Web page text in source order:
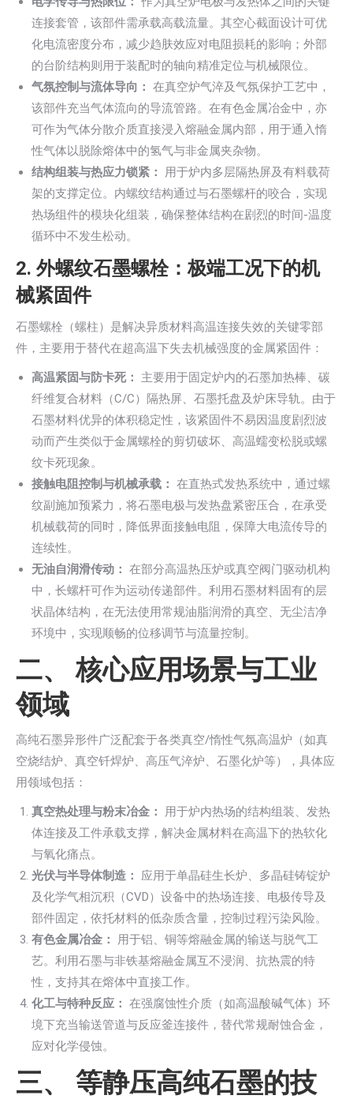
连接套管，该部件需承载高载流量。其空心截面设计可优
化电流密度分布，减少趋肤效应对电阻损耗的影响；外部
的台阶结构则用于装配时的轴向精准定位与机械限位。
气氛控制与流体导向： 在真空炉气淬及气氛保护工艺中，
该部件充当气体流向的导流管路。在有色金属冶金中，亦
可作为气体分散介质直接浸入熔融金属内部，用于通入惰
性气体以脱除熔体中的氢气与非金属夹杂物。
结构组装与热应力锁紧：
用于炉内多层隔热屏及有料载荷
架的支撑定位。内螺纹结构通过与石墨螺杆的咬合，实现
热场组件的模块化组装，确保整体结构在剧烈的时间-温度
循环中不发生松动。
2. 外螺纹石墨螺栓：极端工况下的机
械紧固件
石墨螺栓（螺柱）是解决异质材料高温连接失效的关键零部
件，主要用于替代在超高温下失去机械强度的金属紧固件：
高温紧固与防卡死：
主要用于固定炉内的石墨加热棒、碳
纤维复合材料（C/C）隔热屏、石墨托盘及炉床导轨。由于
石墨材料优异的体积稳定性，该紧固件不易因温度剧烈波
动而产生类似于金属螺栓的剪切破坏、高温蠕变松脱或螺
纹卡死现象。
接触电阻控制与机械承载： 在直热式发热系统中，通过螺
纹副施加预紧力，将石墨电极与发热盘紧密压合，在承受
机械载荷的同时，降低界面接触电阻，保障大电流传导的
连续性。
无油自润滑传动： 在部分高温热压炉或真空阀门驱动机构
中，长螺杆可作为运动传递部件。利用石墨材料固有的层
状晶体结构，在无法使用常规油脂润滑的真空、无尘洁净
环境中，实现顺畅的位移调节与流量控制。
二、 核心应用场景与工业
领域
高纯石墨异形件广泛配套于各类真空/惰性气氛高温炉（如真
空烧结炉、真空钎焊炉、高压气淬炉、石墨化炉等），具体应
用领域包括：
真空热处理与粉末冶金：
用于炉内热场的结构组装、发热
体连接及工件承载支撑，解决金属材料在高温下的热软化
与氧化痛点。
光伏与半导体制造：
应用于单晶硅生长炉、多晶硅铸锭炉
及化学气相沉积（CVD）设备中的热场连接、电极传导及
部件固定，依托材料的低杂质含量，控制过程污染风险。
有色金属冶金：
用于铝、铜等熔融金属的输送与脱气工
艺。利用石墨与非铁基熔融金属互不浸润、抗热震的特
性，支持其在熔体中直接工作。
化工与特种反应： 在强腐蚀性介质（如高温酸碱气体）环
境下充当输送管道与反应釜连接件，替代常规耐蚀合金，
应对化学侵蚀。
三、 等静压高纯石墨的技